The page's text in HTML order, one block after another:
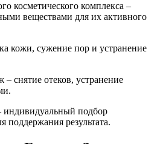
косметического комплекса –
веществами для их активного
кожи, сужение пор и устранение
снятие отеков, устранение
индивидуальный подбор
поддержания результата.